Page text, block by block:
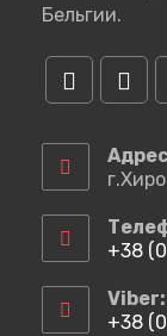
Бельгии.
новой
вкладке
новой
вкладке
+38
в
вашем
Viber:
+38